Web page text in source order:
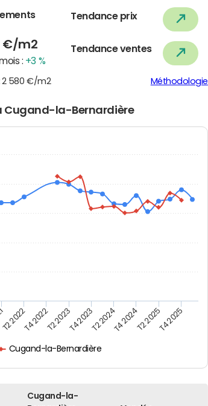
€/m2
: +3 %
Tendance prix
Tendance ventes
2 580 €/m2 Méthodologie
Cugand-la-Bernardière
Cugand-la-Bernardière
T2 2022T4 2022T2 2023T4 2023T2 2024T4 2024T2 2025T4 2025
Cugand-la-